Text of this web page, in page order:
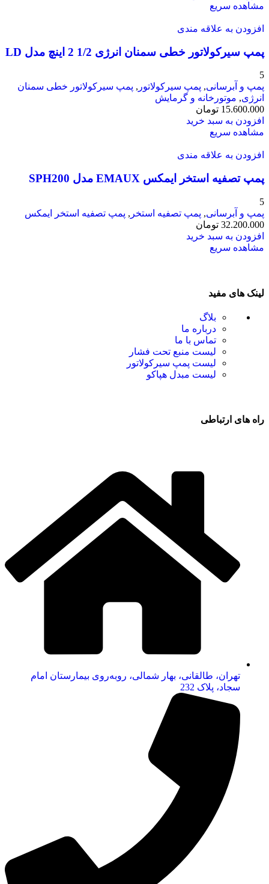
مشاهده سریع
افزودن به علاقه مندی
پمپ سیرکولاتور خطی سمنان انرژی 1/2 2 اینچ مدل LD
5
پمپ و آبرسانی, پمپ سیرکولاتور , پمپ سیرکولاتور خطی سمنان
انرژی, موتورخانه و گرمایش
15.600.000 تومان
افزودن به سبد خرید
مشاهده سریع
افزودن به علاقه مندی
پمپ تصفیه استخر ایمکس EMAUX مدل SPH200
5
پمپ و آبرسانی, پمپ تصفیه استخر , پمپ تصفیه استخر ایمکس
32.200.000 تومان
افزودن به سبد خرید
مشاهده سریع
لینک های مفید
بلاگ
درباره ما
تماس با ما
لیست منبع تحت فشار
لیست پمپ سیرکولاتور
لیست مبدل هپاکو
راه های ارتباطی
تهران، طالقانی، بهار شمالی، روبه‌روی بیمارستان امام
سجاد، پلاک 232